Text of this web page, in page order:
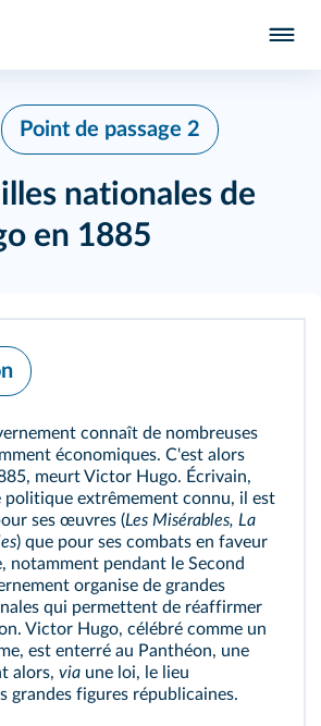
Point de passage 2
nationales de
en 1885
connaît de nombreuses
économiques. C'est alors
meurt Victor Hugo. Écrivain,
politique extrêmement connu, il est
ses œuvres (Les Misérables, La
) que pour ses combats en faveur
notamment pendant le Second
organise de grandes
qui permettent de réaffirmer
Victor Hugo, célébré comme un
est enterré au Panthéon, une
alors, via une loi, le lieu
grandes figures républicaines.